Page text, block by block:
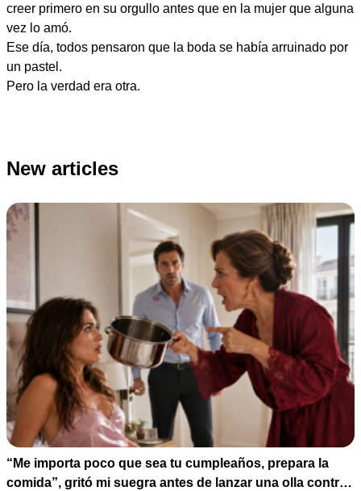
creer primero en su orgullo antes que en la mujer que alguna
vez lo amó.
Ese día, todos pensaron que la boda se había arruinado por
un pastel.
Pero la verdad era otra.
New articles
“Me importa poco que sea tu cumpleaños, prepara la
comida”, gritó mi suegra antes de lanzar una olla contra